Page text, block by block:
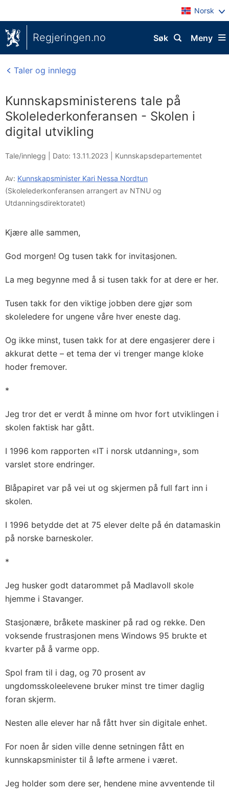
Norsk
Regjeringen.no Meny
Søk
Taler og innlegg
Kunnskapsministerens tale på
Skolelederkonferansen - Skolen i
digital utvikling
Tale/innlegg | Dato: 13.11.2023 Kunnskapsdepartementet
Av: Kunnskapsminister Kari Nessa Nordtun
(Skolelederkonferansen arrangert av NTNU og
Utdanningsdirektoratet)
Kjære alle sammen,
God morgen! Og tusen takk for invitasjonen.
La meg begynne med å si tusen takk for at dere er her.
Tusen takk for den viktige jobben dere gjør som
skoleledere for ungene våre hver eneste dag.
Og ikke minst, tusen takk for at dere engasjerer dere i
akkurat dette – et tema der vi trenger mange kloke
hoder fremover.
*
Jeg tror det er verdt å minne om hvor fort utviklingen i
skolen faktisk har gått.
I 1996 kom rapporten «IT i norsk utdanning», som
varslet store endringer.
Blåpapiret var på vei ut og skjermen på full fart inn i
skolen.
I 1996 betydde det at 75 elever delte på én datamaskin
på norske barneskoler.
*
Jeg husker godt datarommet på Madlavoll skole
hjemme i Stavanger.
Stasjonære, bråkete maskiner på rad og rekke. Den
voksende frustrasjonen mens Windows 95 brukte et
kvarter på å varme opp.
Spol fram til i dag, og 70 prosent av
ungdomsskoleelevene bruker minst tre timer daglig
foran skjerm.
Nesten alle elever har nå fått hver sin digitale enhet.
For noen år siden ville denne setningen fått en
kunnskapsminister til å løfte armene i været.
Jeg holder som dere ser, hendene mine avventende til